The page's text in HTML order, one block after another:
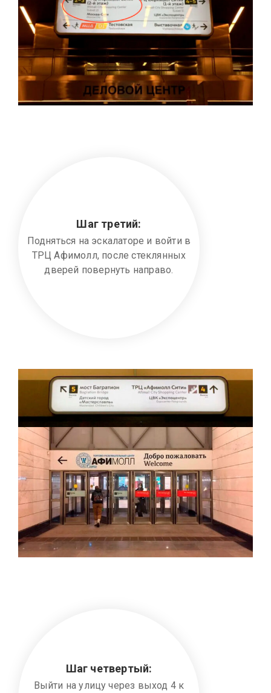
Шаг третий:
Подняться на эскалаторе и войти в
ТРЦ Афимолл, после стеклянных
дверей повернуть направо.
Шаг четвертый:
Выйти на улицу через выход 4 к